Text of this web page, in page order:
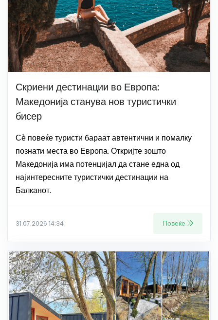
Скриени дестинации во Европа:
Македонија станува нов туристички
бисер
Сѐ повеќе туристи бараат автентични и помалку
познати места во Европа. Откријте зошто
Македонија има потенцијал да стане една од
најинтересните туристички дестинации на
Балканот.
31.07.2026 14:34 Повеќе